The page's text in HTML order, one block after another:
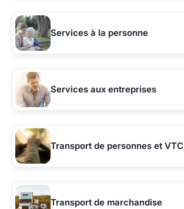
Services à la personne
Services aux entreprises
Transport de personnes et VTC
Transport de marchandise